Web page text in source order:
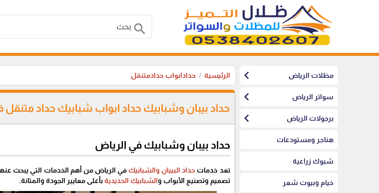
search
مظلات الرياض chevron_left
سواتر الرياض chevron_left
برجولات الرياض chevron_left
هناجر ومستودعات
شبوك زراعية
خيام وبيوت شعر
الرئيسية حدادابواب حدادمتنقل
حداد بيبان وشبابيك حداد ابواب شبابيك حداد متنقل
حداد بيبان وشبابيك في الرياض
تعد خدمات حداد البيبان والشبابيك في الرياض من أهم الخدمات التي يبحث
تصميم وتصنيع الأبواب والشبابيك الحديديةبأعلى معايير الجودة والمتانة.